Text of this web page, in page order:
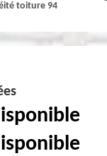
toiture 94